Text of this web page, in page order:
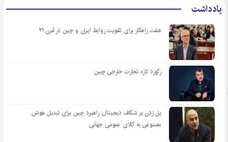
یادداشت
هفت راهکار برای تقویت روابط ایران و چین در قرن ۲۱
رکورد تازه تجارت خارجی چین
پل زدن بر شکاف دیجیتال: راهبرد چین برای تبدیل هوش
مصنوعی به کالای عمومی جهانی